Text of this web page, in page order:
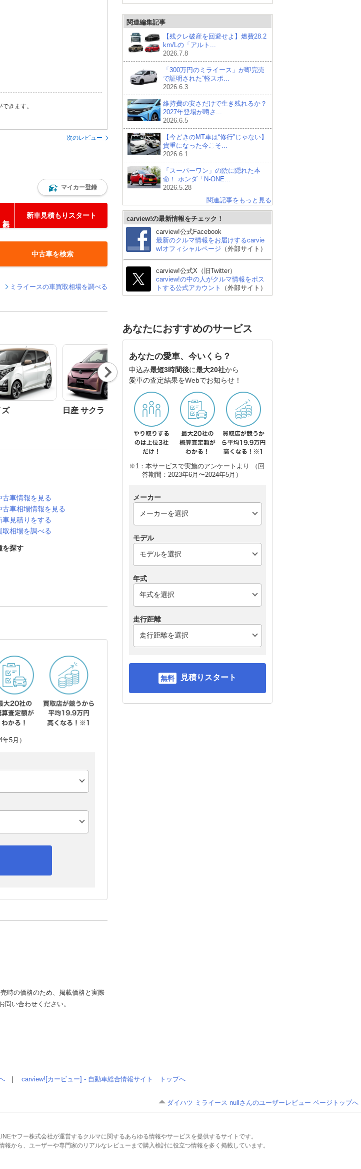
きます。
次のレビュー
マイカー登録
新車見積もりスタート
中古車を検索
ミライースの車買取相場を調べる
ズ 日産 サクラ ホンダ N-ONE 三菱 eKワゴン
Nex
t
古車情報を見る
古車相場情報を見る
車見積りをする
取相場を調べる
を探す
5月）
時の価格のため、掲載価格と実際
い合わせください。
関連編集記事
【残クレ破産を回避せよ】燃費28.2
km/Lの「アルト...
2026.7.8
「300万円のミライース」が即完売
で証明された“軽スポ...
2026.6.3
維持費の安さだけで生き残れるか？
2027年登場が噂さ...
2026.6.5
【今どきのMT車は“修行”じゃない】
貴重になった今こそ...
2026.6.1
「スーパーワン」の陰に隠れた本
命！ ホンダ「N-ONE...
2026.5.28
関連記事をもっと見る
carview!の最新情報をチェック！
carview!公式Facebook
最新のクルマ情報をお届けするcarvie
w!オフィシャルページ （外部サイト）
carview!公式X（旧Twitter）
carview!の中の人がクルマ情報をポス
トする公式アカウント
（外部サイト）
あなたにおすすめのサービス
あなたの愛車、今いくら？
申込み最短3時間後に最大20社から
愛車の査定結果をWebでお知らせ！
※1：本サービスで実施のアンケートより （回
答期間：2023年6月〜2024年5月）
メーカー
モデル
年式
走行距離
見積りスタート
carview![カービュー] - 自動車総合情報サイト トップへ
ダイハツ ミライース nullさんのユーザーレビュー ページトップへ
ヤフー株式会社が運営するクルマに関するあらゆる情報やサービスを提供するサイトです。
報から、ユーザーや専門家のリアルなレビューまで購入検討に役立つ情報を多く掲載しています。